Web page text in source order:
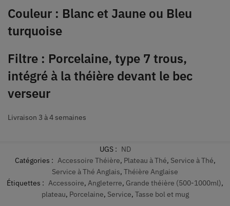
Couleur : Blanc et Jaune ou Bleu
turquoise
Filtre : Porcelaine, type 7 trous,
intégré à la théière devant le bec
verseur
Livraison 3 à 4 semaines
UGS : ND
Catégories : Accessoire Théière, Plateau à Thé, Service à Thé,
Service à Thé Anglais, Théière Anglaise
Étiquettes : Accessoire, Angleterre, Grande théière (500-1000ml),
plateau, Porcelaine, Service, Tasse bol et mug